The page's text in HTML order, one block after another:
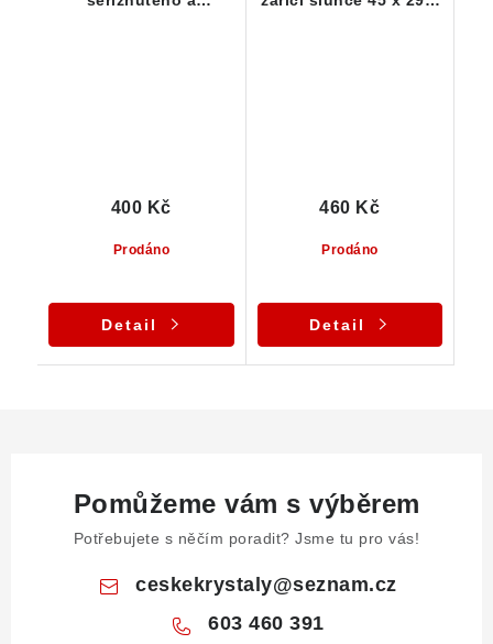
Prodáno
400 Kč
Detail
Prodáno
460 Kč
Detail
Pomůžeme vám s výběrem
Potřebujete s něčím poradit? Jsme tu pro vás!
ceskekrystaly@seznam.cz
603 460 391